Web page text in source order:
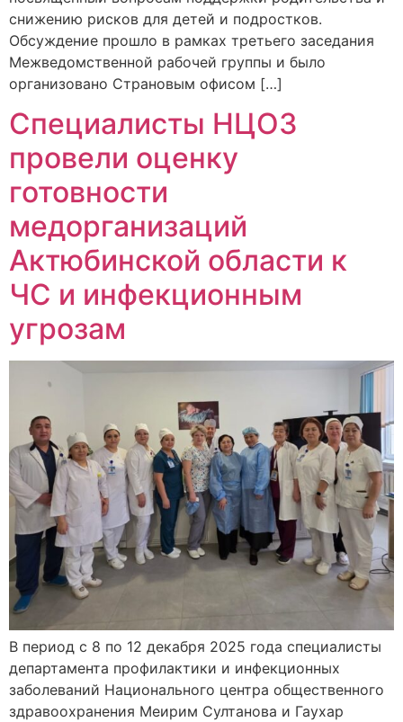
снижению рисков для детей и подростков.
Обсуждение прошло в рамках третьего заседания
Межведомственной рабочей группы и было
организовано Страновым офисом […]
Специалисты НЦОЗ
провели оценку
готовности
медорганизаций
Актюбинской области к
ЧС и инфекционным
угрозам
В период с 8 по 12 декабря 2025 года специалисты
департамента профилактики и инфекционных
заболеваний Национального центра общественного
здравоохранения Меирим Султанова и Гаухар